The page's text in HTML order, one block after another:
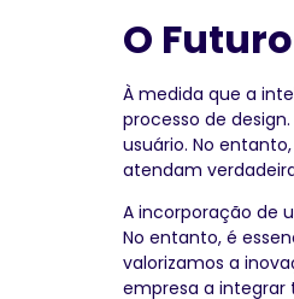
O
À medida que a
processo de
usuário. No
atendam
A incorporação de
No entanto, é
valorizamos a
empresa a integrar